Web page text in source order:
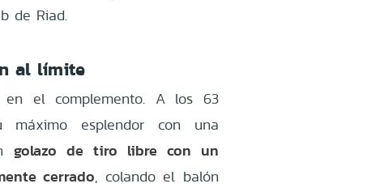
de Riad.
al límite
en el complemento. A los 63
esplendor con una
golazo de tiro libre con un
cerrado, colando el balón